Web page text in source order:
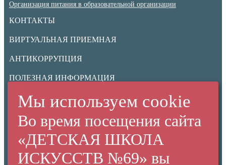
Организация питания в образовательной организации
КОНТАКТЫ
ВИРТУАЛЬНАЯ ПРИЕМНАЯ
АНТИКОРРУПЦИЯ
ПОЛЕЗНАЯ ИНФОРМАЦИЯ
ИНФОРМАЦИОННАЯ БЕЗОПАСНОСТЬ
Нормативные документы
Ученикам
Родителям
Мы используем cookie
Во время посещения сайта
«ДЕТСКАЯ ШКОЛА
ИСКУССТВ №69» вы